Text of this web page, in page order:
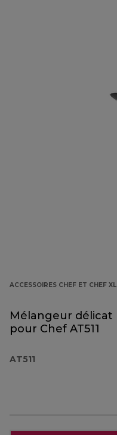
ACCESSOIRES CHEF ET CHEF XL
Mélangeur délicat
pour Chef AT511
AT511